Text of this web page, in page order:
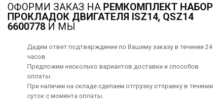
ОФОРМИ ЗАКАЗ НА РЕМКОМПЛЕКТ НАБОР
ПРОКЛАДОК ДВИГАТЕЛЯ ISZ14, QSZ14
6600778 И МЫ
Дадим ответ подтверждение по Вашему заказу в течении 24
часов.
Предложим несколько вариантов доставки и способов
оплаты
При наличии на складе сделаем отгрузку отправку в течении
суток с момента оплаты.